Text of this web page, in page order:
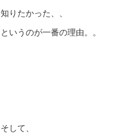
知りたかった、、
というのが一番の理由。。
そして、